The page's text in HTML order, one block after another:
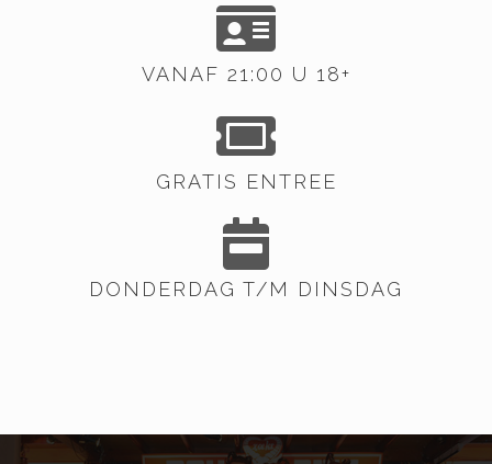
VANAF 21:00 U 18+
GRATIS ENTREE
DONDERDAG T/M DINSDAG